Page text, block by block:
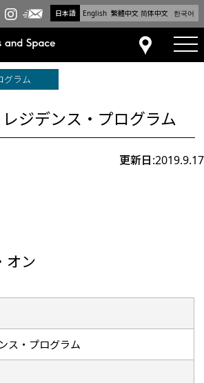
日本語 English 繁體中文 简体中文 한국어
キョーアーツアンド
ーキョーアーツアンド
トーキョーアーツア
メールニュース
アクセス
グラム
ジデンス・プログラム
更新日:2019.9.17
オン
ス・プログラム